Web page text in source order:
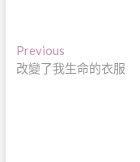
文
章
PreviousPrevious
post:
改變了我生命的衣服